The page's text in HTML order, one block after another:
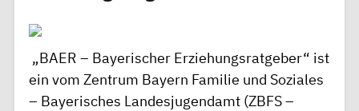
„BAER – Bayerischer Erziehungsratgeber“ ist
ein vom Zentrum Bayern Familie und Soziales
– Bayerisches Landesjugendamt (ZBFS –